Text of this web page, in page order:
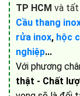
TP HCM và tất
Cầu thang
rửa inox, hộc
nghiệp...
Với phương
thật - Chất